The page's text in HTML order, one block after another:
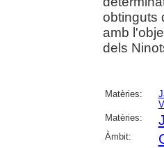
obtinguts
amb
dels
Matèries:
Matèries:
Àmbit: